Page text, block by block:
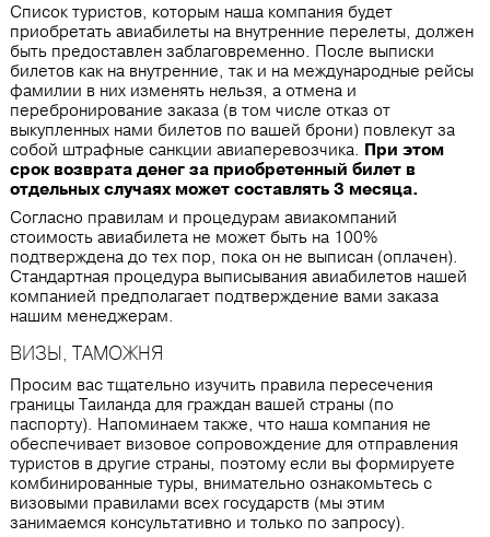
Список туристов, которым наша компания будет
приобретать авиабилеты на внутренние перелеты, должен
быть предоставлен заблаговременно. После выписки
билетов как на внутренние, так и на международные рейсы
фамилии в них изменять нельзя, а отмена и
перебронирование заказа (в том числе отказ от
выкупленных нами билетов по вашей брони) повлекут за
собой штрафные санкции авиаперевозчика. При этом
срок возврата денег за приобретенный билет в
отдельных случаях может составлять 3 месяца.
Согласно правилам и процедурам авиакомпаний
стоимость авиабилета не может быть на 100%
подтверждена до тех пор, пока он не выписан (оплачен).
Стандартная процедура выписывания авиабилетов нашей
компанией предполагает подтверждение вами заказа
нашим менеджерам.
ВИЗЫ, ТАМОЖНЯ
Просим вас тщательно изучить правила пересечения
границы Таиланда для граждан вашей страны (по
паспорту). Напоминаем также, что наша компания не
обеспечивает визовое сопровождение для отправления
туристов в другие страны, поэтому если вы формируете
комбинированные туры, внимательно ознакомьтесь с
визовыми правилами всех государств (мы этим
занимаемся консультативно и только по запросу).